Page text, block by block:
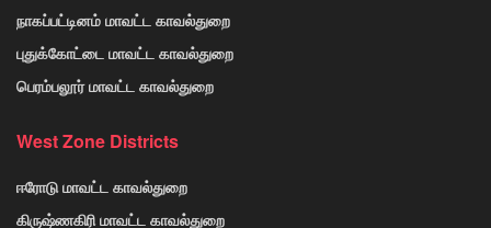
நாகப்பட்டினம் மாவட்ட காவல்துறை
புதுக்கோட்டை மாவட்ட காவல்துறை
பெரம்பலூர் மாவட்ட காவல்துறை
West Zone Districts
ஈரோடு மாவட்ட காவல்துறை
கிருஷ்ணகிரி மாவட்ட காவல்துறை